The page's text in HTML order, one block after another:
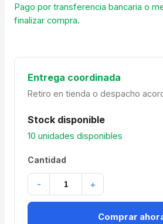
Pago por transferencia bancaria o
finalizar compra.
Entrega coordinada
Retiro en tienda o despacho
Stock disponible
10 unidades disponibles
Cantidad
- +
Comprar